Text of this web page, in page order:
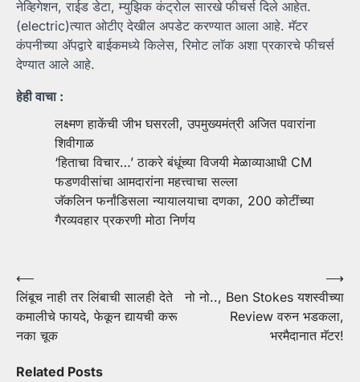
नेव्हिगेशन, राईड डेटा, म्युझिक कंट्रोल सारखे फीचर्स दिले आहेत.
(electric)त्यात ओटीए देखील अपडेट करण्यात आला आहे. मॅटर
कंपनीच्या अ‍ॅपद्वारे बाईकमध्ये किलेस, रिमोट लाॅक अशा प्रकारचे फीचर्स
देण्यात आले आहे.
हेही वाचा :
लक्ष्मण हाकेंची जीभ घसरली, उपमुख्यमंत्री अजित पवारांना
शिवीगाळ
‘हिताचा विचार…’ ठाकरे बंधूंच्या विजयी मेळाव्याआधी CM
फडणवीसांचा आमदारांना महत्त्वाचा सल्ला
जॅकलिन फर्नांडिसला न्यायालयाचा दणका, 200 कोटींच्या
गैरव्यवहार प्रकरणी मोठा निर्णय
Post
navigation
⟵
लिंबूच नाही तर लिंबाची सालही देते
कमालीचे फायदे, फेकून द्यायची करू
नका चूक
नो नो.., Ben Stokes यशस्वीच्या
Review वरुन भडकला,
भरमैदानात मॅटर!
⟶
Related Posts